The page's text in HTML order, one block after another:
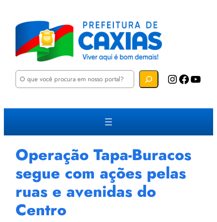
P
u
a
Instagram Facebook YouTube
Operação Tapa-Buracos
segue com ações pelas
ruas e avenidas do
Centro